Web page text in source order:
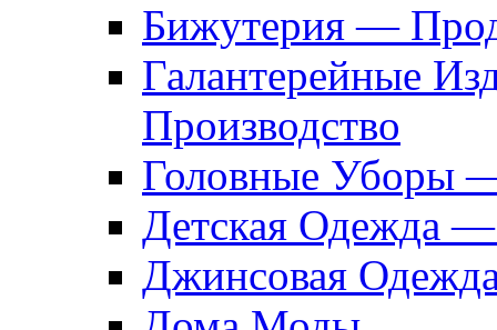
Бижутерия —
Галантерейные
Производство
Головные Уборы
Детская Одежда
Джинсовая